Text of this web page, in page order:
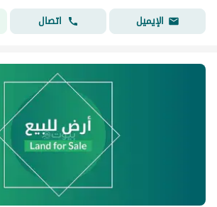
الإيميل
اتصال